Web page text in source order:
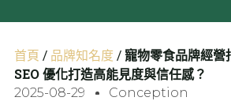
首頁 / 品牌知名度 /寵物零食品牌經營
SEO 優化打造高能見度與信任感？
2025-08-29 Conception